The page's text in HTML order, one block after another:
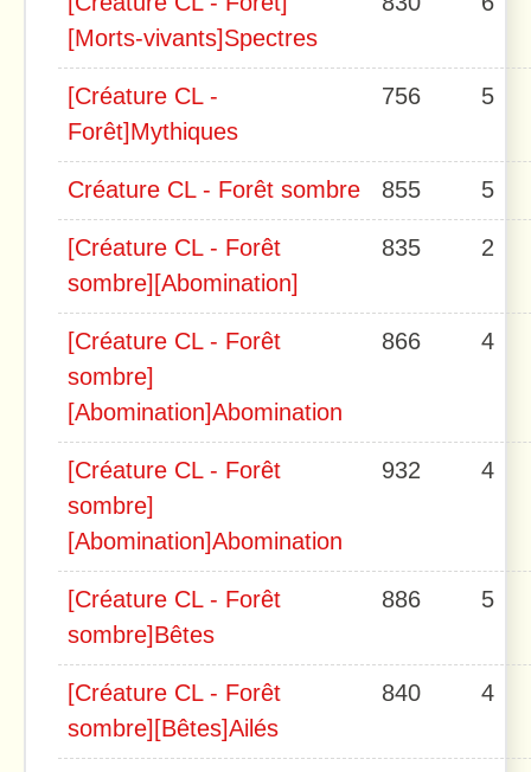
[Morts-vivants]Spectres
[Créature CL -
Forêt]Mythiques
756 5
Créature CL - Forêt sombre 855 5
[Créature CL - Forêt
sombre][Abomination]
835 2
[Créature CL - Forêt
sombre]
[Abomination]Abomination
866 4
[Créature CL - Forêt
sombre]
[Abomination]Abomination
932 4
[Créature CL - Forêt
sombre]Bêtes
886 5
[Créature CL - Forêt
sombre][Bêtes]Ailés
840 4